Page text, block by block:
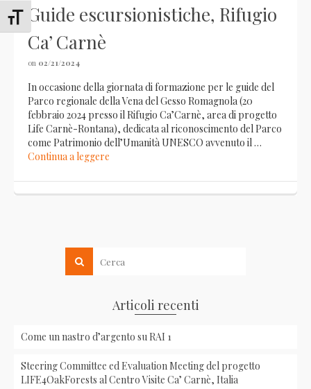
Attiva/disattiva dimensione testo
Guide escursionistiche, Rifugio
Ca’ Carnè
on 02/21/2024
In occasione della giornata di formazione per le guide del
Parco regionale della Vena del Gesso Romagnola (20
febbraio 2024 presso il Rifugio Ca’Carnè, area di progetto
Life Carnè-Rontana), dedicata al riconoscimento del Parco
come Patrimonio dell’Umanità UNESCO avvenuto il …
Continua a leggere
Articoli recenti
Come un nastro d’argento su RAI 1
Steering Committee ed Evaluation Meeting del progetto
LIFE4OakForests al Centro Visite Ca’ Carnè, Italia